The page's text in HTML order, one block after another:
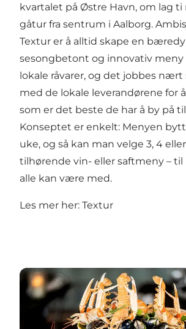
kvartalet på Østre Havn, om lag
gåtur fra sentrum i Aalborg.
Textur er å alltid skape en
sesongbetont og innovativ meny
lokale råvarer, og det jobbes nært
med de lokale leverandørene for
som er det beste de har å by på
Konseptet er enkelt: Menyen
uke, og så kan man velge 3, 4
tilhørende vin- eller saftmeny – til
alle kan være med.
Les mer her: Textur